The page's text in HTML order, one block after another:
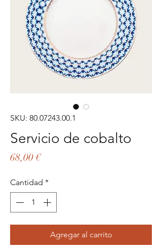
SKU: 80.07243.00.1
Servicio de cobalto
68,00 €Precio
Cantidad *
Agregar al carrito